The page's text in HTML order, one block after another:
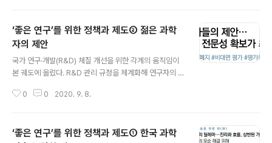
전모델이 창출할 수 있는 부가가치의 한계를 체감하며 융
합을 통한 새로운 가치의 생성을 지향하는 경제로의 전환
을 의미한다. 이러한 전환은 다양한 학문, 기술, 산업간 전
방위적 융합을 추구하며 복잡한 사회문제의 해결을 위해
분절화된 지식체계에 대한 반성을 촉구하는 新경제 페라다
임의 부상으로 이어졌다. 이는 융합연구의 개념을 촉발시
‘좋은 연구’를 위한 정책과 제도② 젊은 과학
자의 제안
국가 연구·개발(R&D) 체질 개선을 위한 각계의 움직임이
본 궤도에 올렸다. R&D 관리 규정을 체계화해 연구자의 행
다는 취지의 국가 R&D 혁신법의 제정안이 통과된 데 이어,
과 책임은 강화되고 연구결과에 대해 성공/실패가 아닌 성
0 0 2020. 9. 8.
‘좋은 연구’를 위한 정책과 제도① 한국 과학